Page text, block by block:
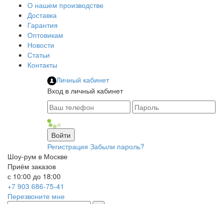
О нашем производстве
Доставка
Гарантия
Оптовикам
Новости
Статьи
Контакты
Личный кабинет
Вход в личный кабинет
Регистрация Забыли пароль?
Шоу-рум в Москве
Приём заказов
с 10:00 до 18:00
+7 903 686-75-41
Перезвоните мне